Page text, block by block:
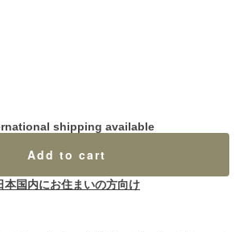
shipping available
Add to cart
本国内にお住まいの方向け